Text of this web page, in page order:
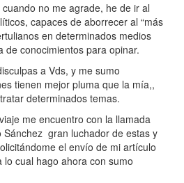
no me agrade, he de ir al
capaces de aborrecer al “más
en determinados medios
de conocimientos para opinar.
a Vds, y me sumo
tienen mejor pluma que la mía,,
determinados temas.
me encuentro con la llamada
gran luchador de estas y
el envío de mi artículo
lo cual hago ahora con sumo